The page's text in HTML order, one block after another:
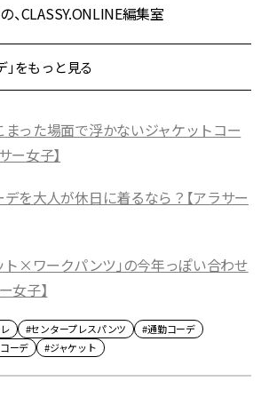
、CLASSY.ONLINE編集室
」をもっと見る
った場面で浮かないジャケットコー
ー女子】
を大人が休日に着るなら？【アラサー
ト×ワークパンツ」の今年っぽい合わせ
女子】
#センタープレスパンツ
#通勤コーデ
ーデ #ジャケット